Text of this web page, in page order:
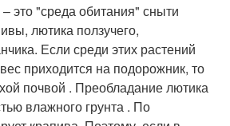
это "среда обитания" сныти
лютика ползучего,
Если среди этих растений
приходится на подорожник, то
почвой . Преобладание лютика
влажного грунта . По